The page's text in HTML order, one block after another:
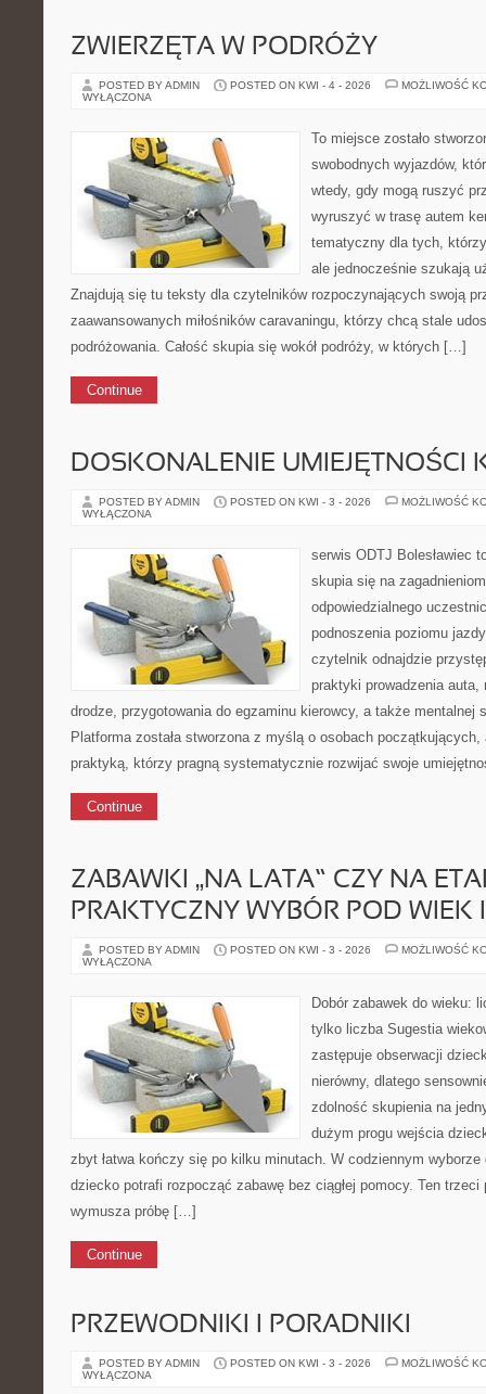
ZWIERZĘTA W PODRÓŻY
POSTED BY ADMIN POSTED ON KWI - 4 - 2026
MOŻLIWOŚĆ
WYŁĄCZONA
To miejsce zostało
swobodnych wyjazdów,
wtedy, gdy mogą ruszyć
wyruszyć w trasę autem
tematyczny dla tych,
ale jednocześnie szukają
Znajdują się tu teksty dla czytelników rozpoczynających swoją
zaawansowanych miłośników caravaningu, którzy chcą stale
podróżowania. Całość skupia się wokół podróży, w których […]
Continue
DOSKONALENIE UMIEJĘTNOŚCI
POSTED BY ADMIN POSTED ON KWI - 3 - 2026
MOŻLIWOŚĆ
WYŁĄCZONA
serwis ODTJ Bolesławiec
skupia się na
odpowiedzialnego
podnoszenia poziomu
czytelnik odnajdzie
praktyki prowadzenia auta,
drodze, przygotowania do egzaminu kierowcy, a także mentalnej
Platforma została stworzona z myślą o osobach
praktyką, którzy pragną systematycznie rozwijać swoje
Continue
ZABAWKI „NA LATA” CZY NA
PRAKTYCZNY WYBÓR POD WIEK
POSTED BY ADMIN POSTED ON KWI - 3 - 2026
MOŻLIWOŚĆ
WYŁĄCZONA
Dobór zabawek do wieku:
tylko liczba Sugestia
zastępuje obserwacji
nierówny, dlatego
zdolność skupienia na
dużym progu wejścia
zbyt łatwa kończy się po kilku minutach. W codziennym
dziecko potrafi rozpocząć zabawę bez ciągłej pomocy. Ten
wymusza próbę […]
Continue
PRZEWODNIKI I PORADNIKI
POSTED BY ADMIN POSTED ON KWI - 3 - 2026
MOŻLIWOŚĆ
WYŁĄCZONA